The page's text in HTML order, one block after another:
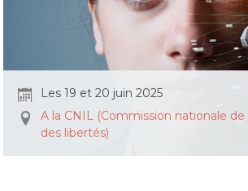
Les 19 et 20 juin 2025
A la CNIL (Commission nationale
des libertés)